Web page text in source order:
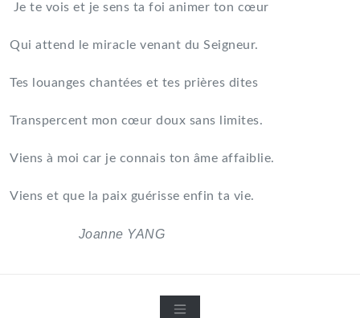
Je te vois et je sens ta foi animer ton cœur
Qui attend le miracle venant du Seigneur.
Tes louanges chantées et tes prières dites
Transpercent mon cœur doux sans limites.
Viens à moi car je connais ton âme affaiblie.
Viens et que la paix guérisse enfin ta vie.
Joanne YANG